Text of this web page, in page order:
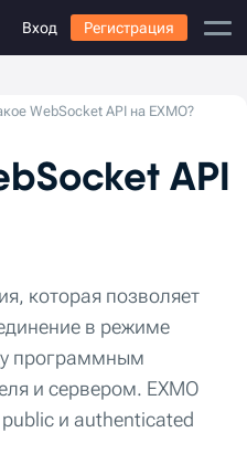
Вход Регистрация
WebSocket API на EXMO?
API
которая позволяет
в режиме
программным
и сервером. EXMO
public и authenticated